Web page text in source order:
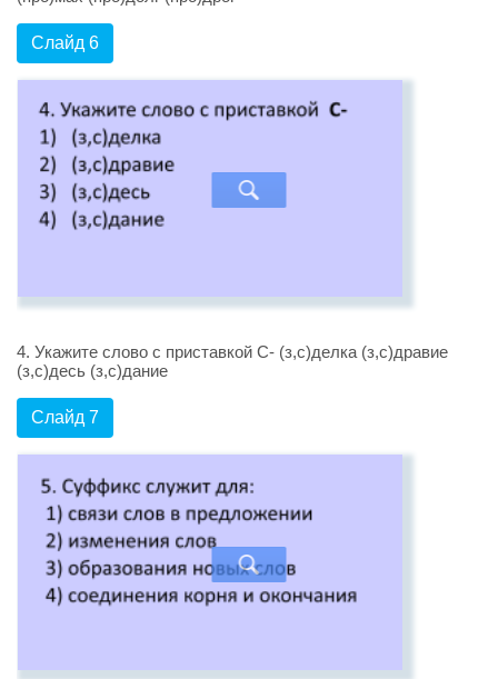
Слайд 6
4. Укажите слово с приставкой С- (з,с)делка (з,с)дравие
(з,с)десь (з,с)дание
Слайд 7